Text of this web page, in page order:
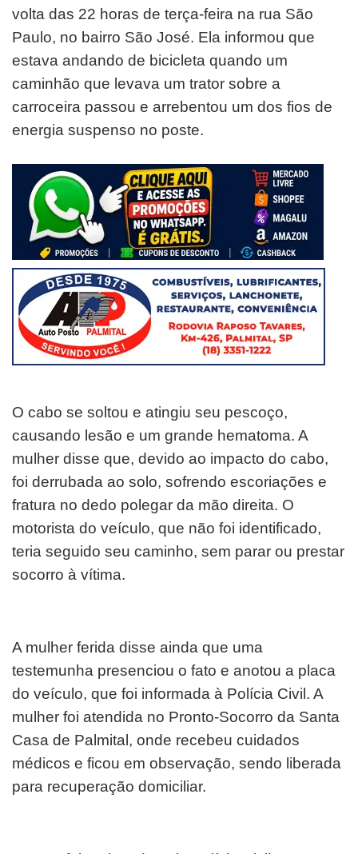
volta das 22 horas de terça-feira na rua São
Paulo, no bairro São José. Ela informou que
estava andando de bicicleta quando um
caminhão que levava um trator sobre a
carroceira passou e arrebentou um dos fios de
energia suspenso no poste.
O cabo se soltou e atingiu seu pescoço,
causando lesão e um grande hematoma. A
mulher disse que, devido ao impacto do cabo,
foi derrubada ao solo, sofrendo escoriações e
fratura no dedo polegar da mão direita. O
motorista do veículo, que não foi identificado,
teria seguido seu caminho, sem parar ou prestar
socorro à vítima.
A mulher ferida disse ainda que uma
testemunha presenciou o fato e anotou a placa
do veículo, que foi informada à Polícia Civil. A
mulher foi atendida no Pronto-Socorro da Santa
Casa de Palmital, onde recebeu cuidados
médicos e ficou em observação, sendo liberada
para recuperação domiciliar.